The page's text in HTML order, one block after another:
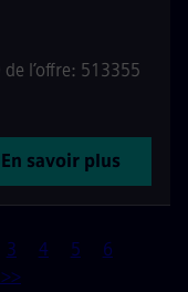
de l’offre: 513355
En savoir plus
3 4 5
6